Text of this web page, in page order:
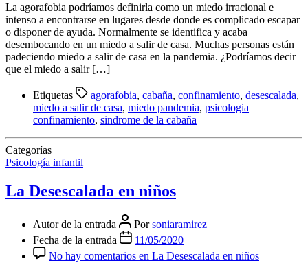
La agorafobia podríamos definirla como un miedo irracional e
intenso a encontrarse en lugares desde donde es complicado escapar
o disponer de ayuda. Normalmente se identifica y acaba
desembocando en un miedo a salir de casa. Muchas personas están
padeciendo miedo a salir de casa en la pandemia. ¿Podríamos decir
que el miedo a salir […]
Etiquetas agorafobia, cabaña, confinamiento, desescalada,
miedo a salir de casa, miedo pandemia, psicologia
confinamiento, sindrome de la cabaña
Categorías
Psicología infantil
La Desescalada en niños
Autor de la entrada Porsoniaramirez
Fecha de la entrada
11/05/2020
No hay comentarios en La Desescalada en niños